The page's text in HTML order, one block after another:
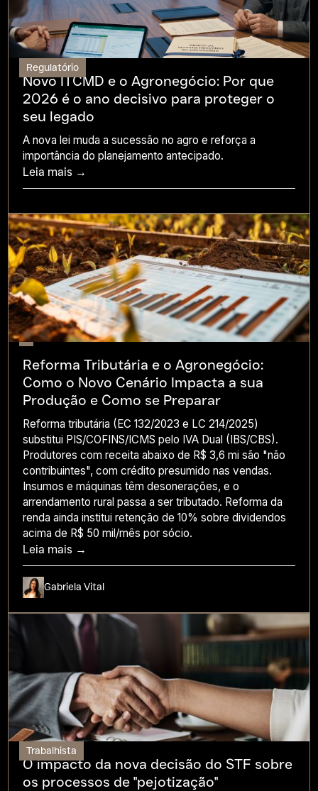
Regulatório
Novo ITCMD e o Agronegócio: Por que
2026 é o ano decisivo para proteger o
seu legado
A nova lei muda a sucessão no agro e reforça a
importância do planejamento antecipado.
Leia mais →
Reforma Tributária e o Agronegócio:
Como o Novo Cenário Impacta a sua
Produção e Como se Preparar
Reforma tributária (EC 132/2023 e LC 214/2025)
substitui PIS/COFINS/ICMS pelo IVA Dual (IBS/CBS).
Produtores com receita abaixo de R$ 3,6 mi são "não
contribuintes", com crédito presumido nas vendas.
Insumos e máquinas têm desonerações, e o
arrendamento rural passa a ser tributado. Reforma da
renda ainda institui retenção de 10% sobre dividendos
acima de R$ 50 mil/mês por sócio.
Leia mais →
Gabriela Vital
Trabalhista
O impacto da nova decisão do STF sobre
os processos de "pejotização"